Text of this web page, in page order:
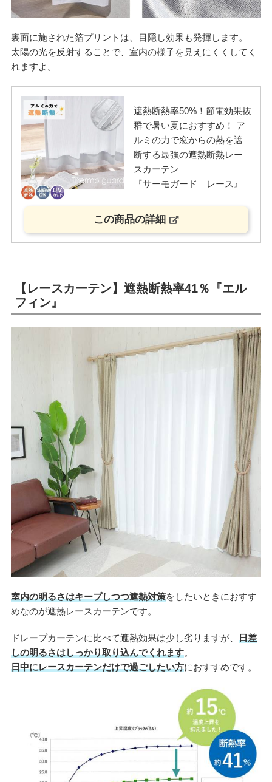
裏面に施された箔プリントは、目隠し効果も発揮します。
太陽の光を反射することで、室内の様子を見えにくくしてく
れますよ。
遮熱断熱率50%！節電効果抜
群で暑い夏におすすめ！ ア
ルミの力で窓からの熱を遮
断する最強の遮熱断熱レー
スカーテン
『サーモガード レース』
この商品の詳細
【レースカーテン】遮熱断熱率41％『エル
フィン』
室内の明るさはキープしつつ遮熱対策をしたいときにおすす
めなのが遮熱レースカーテンです。
ドレープカーテンに比べて遮熱効果は少し劣りますが、 日差
しの明るさはしっかり取り込んでくれます。
日中にレースカーテンだけで過ごしたい方におすすめです。